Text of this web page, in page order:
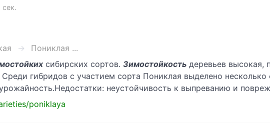
сек.
Пониклая ...
сибирских сортов. Зимостойкость деревьев высокая,
Среди гибридов с участием сорта Пониклая выделено
неустойчивость к выпреванию и
poniklaya